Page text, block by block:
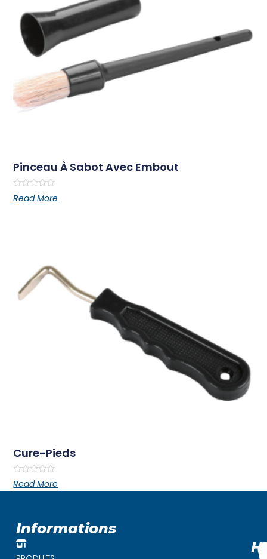
Pinceau À Sabot Avec Embout
Rated
0
Read More
Cure-Pieds
Rated
0
Read More
Informations